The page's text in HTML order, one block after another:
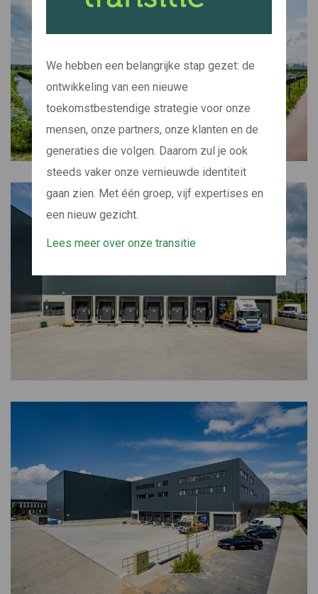
We hebben een belangrijke stap gezet: de
ontwikkeling van een nieuwe
toekomstbestendige strategie voor onze
mensen, onze partners, onze klanten en de
generaties die volgen. Daarom zul je ook
steeds vaker onze vernieuwde identiteit
gaan zien. Met één groep, vijf expertises en
een nieuw gezicht.
Lees meer over onze transitie